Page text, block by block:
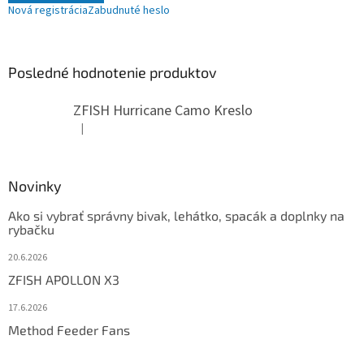
Nová registráciaZabudnuté heslo
Posledné hodnotenie produktov
ZFISH Hurricane Camo Kreslo
Hodnotenie produktu je 5 z 5 hviezdičiek.
|
Novinky
Ako si vybrať správny bivak, lehátko, spacák a doplnky na
rybačku
20.6.2026
ZFISH APOLLON X3
17.6.2026
Method Feeder Fans